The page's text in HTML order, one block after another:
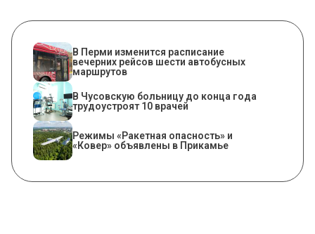
​В Перми изменится расписание
вечерних рейсов шести автобусных
маршрутов
В Чусовскую больницу до конца года
трудоустроят 10 врачей
Режимы «Ракетная опасность» и
«Ковер» объявлены в Прикамье